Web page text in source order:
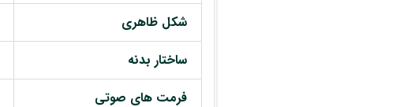
شکل ظاهری
ساختار بدنه
فرمت های صوتی